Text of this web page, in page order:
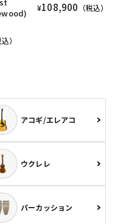
込）
¥108,900 （税込）
アコギ/エレアコ
ウクレレ
パーカッション